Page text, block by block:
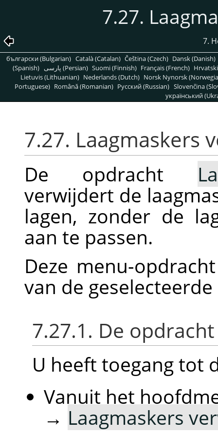
7.27.
7.
български (Bulgarian) Català (Catalan) Čeština (Czech) Dansk (Danish)
(Spanish)
پارسی (Persian) Suomi (Finnish) Français (French)
Lietuvis (Lithuanian) Nederlands (Dutch) Norsk Nynorsk
Portuguese) Română (Romanian) Pусский (Russian) Slovenčina
український
7.27. Laagmaskers
De opdracht
verwijdert de
lagen, zonder de
aan te passen.
Deze menu-
van de
7.27.1. De
U heeft toegang tot
Vanuit het
→ Laagmaskers